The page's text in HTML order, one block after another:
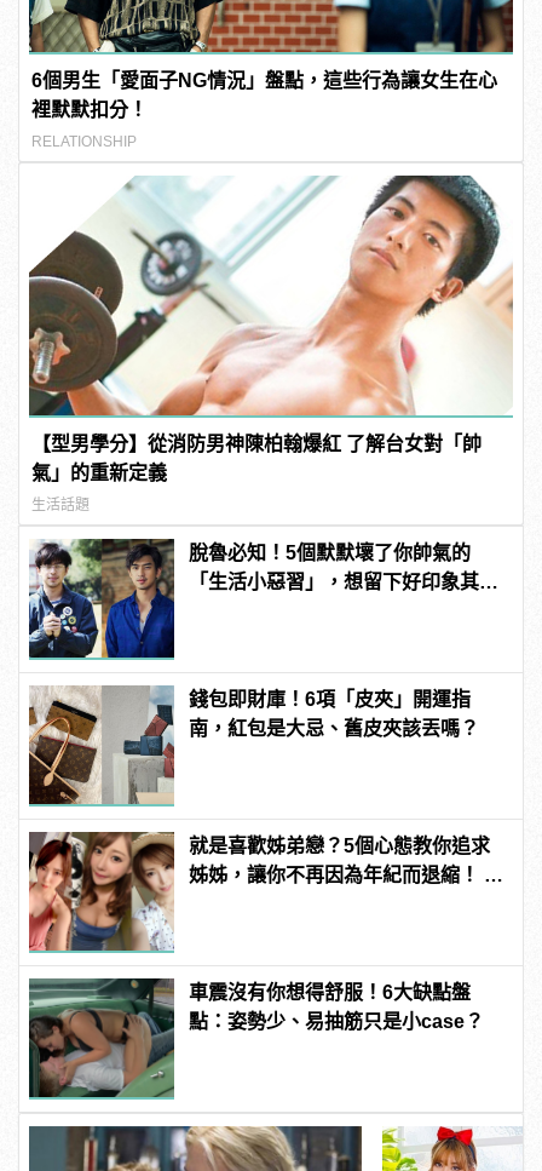
6個男生「愛面子NG情況」盤點，這些行為讓女生在心
裡默默扣分！
RELATIONSHIP
【型男學分】從消防男神陳柏翰爆紅 了解台女對「帥
氣」的重新定義
生活話題
脫魯必知！5個默默壞了你帥氣的
「生活小惡習」，想留下好印象其實
錢包即財庫！6項「皮夾」開運指
南，紅包是大忌、舊皮夾該丟嗎？
就是喜歡姊弟戀？5個心態教你追求
姊姊，讓你不再因為年紀而退縮！ |
車震沒有你想得舒服！6大缺點盤
點：姿勢少、易抽筋只是小case？